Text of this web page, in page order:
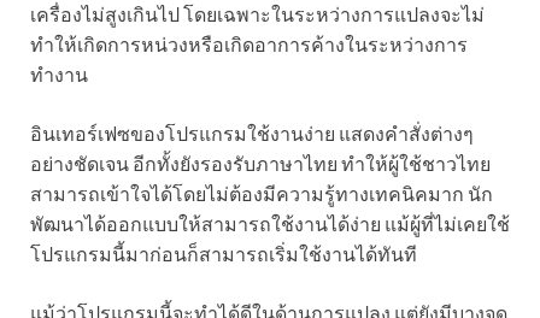
เครื่องไม่สูงเกินไป โดยเฉพาะในระหว่างการแปลงจะไม่
ทำให้เกิดการหน่วงหรือเกิดอาการค้างในระหว่างการ
ทำงาน
อินเทอร์เฟซของโปรแกรมใช้งานง่าย แสดงคำสั่งต่างๆ
อย่างชัดเจน อีกทั้งยังรองรับภาษาไทย ทำให้ผู้ใช้ชาวไทย
สามารถเข้าใจได้โดยไม่ต้องมีความรู้ทางเทคนิคมาก นัก
พัฒนาได้ออกแบบให้สามารถใช้งานได้ง่าย แม้ผู้ที่ไม่เคยใช้
โปรแกรมนี้มาก่อนก็สามารถเริ่มใช้งานได้ทันที
แม้ว่าโปรแกรมนี้จะทำได้ดีในด้านการแปลง แต่ยังมีบางจุด